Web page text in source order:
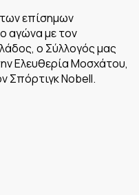
επίσημων
αγώνα με τον
ο Σύλλογός μας
Ελευθερία Μοσχάτου,
Σπόρτιγκ Nobell.